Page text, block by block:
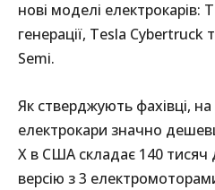
нові моделі електрокарів:
генерації, Tesla Cybertruck
Semi.
Як стверджують фахівці,
електрокари значно
X в США складає 140 тисяч
версію з 3